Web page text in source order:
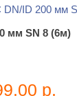
мм SN 8 (6м)
р.